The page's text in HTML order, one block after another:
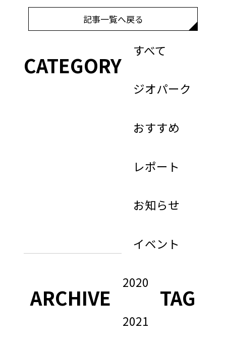
記事一覧へ戻る
CATEGORY
すべて
ジオパーク
おすすめ
レポート
お知らせ
イベント
ARCHIVE
2020
2021
TAG